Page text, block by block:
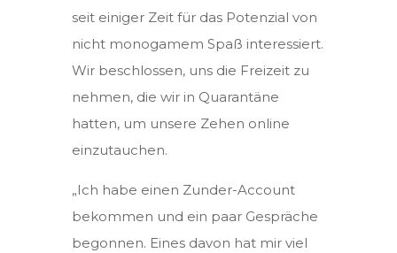
seit einiger Zeit für das Potenzial von
nicht monogamem Spaß interessiert.
Wir beschlossen, uns die Freizeit zu
nehmen, die wir in Quarantäne
hatten, um unsere Zehen online
einzutauchen.
„Ich habe einen Zunder-Account
bekommen und ein paar Gespräche
begonnen. Eines davon hat mir viel